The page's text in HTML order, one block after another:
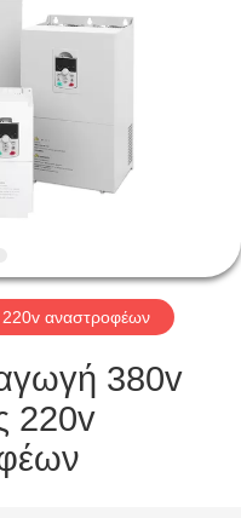
αναστροφέων
380v
220v